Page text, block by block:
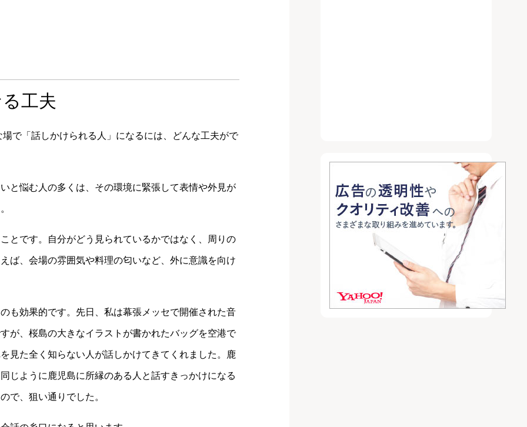
工夫
で「話しかけられる人」になるには、どんな工夫がで
と悩む人の多くは、その環境に緊張して表情や外見が
とです。自分がどう見られているかではなく、周りの
ば、会場の雰囲気や料理の匂いなど、外に意識を向け
も効果的です。先日、私は幕張メッセで開催された音
が、桜島の大きなイラストが書かれたバッグを空港で
見た全く知らない人が話しかけてきてくれました。鹿
じように鹿児島に所縁のある人と話すきっかけになる
で、狙い通りでした。